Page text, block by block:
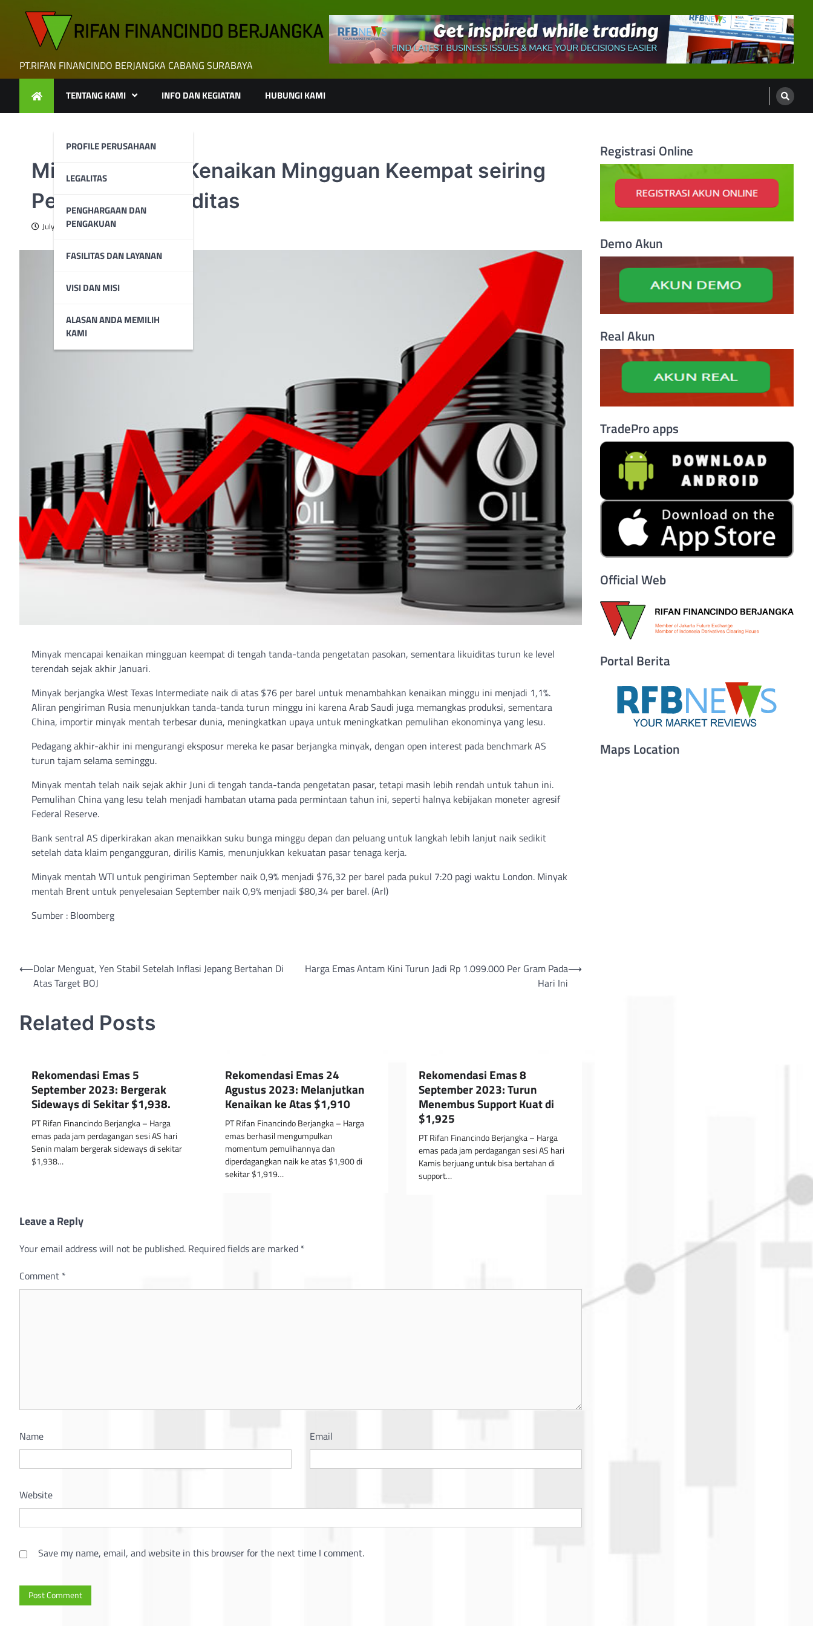
PT.RIFAN FINANCINDO BERJANGKA CABANG SURABAYA
TENTANG KAMI
PROFILE PERUSAHAAN
LEGALITAS
PENGHARGAAN DAN
PENGAKUAN
FASILITAS DAN LAYANAN
VISI DAN MISI
ALASAN ANDA MEMILIH
KAMI
INFO DAN KEGIATAN HUBUNGI KAMI
Minyak Menuju Kenaikan Mingguan Keempat seiring
Penurunan Likuiditas
July 10, 2023
Minyak mencapai kenaikan mingguan keempat di tengah tanda-tanda pengetatan pasokan, sementara likuiditas turun ke level
terendah sejak akhir Januari.
Minyak berjangka West Texas Intermediate naik di atas $76 per barel untuk menambahkan kenaikan minggu ini menjadi 1,1%.
Aliran pengiriman Rusia menunjukkan tanda-tanda turun minggu ini karena Arab Saudi juga memangkas produksi, sementara
China, importir minyak mentah terbesar dunia, meningkatkan upaya untuk meningkatkan pemulihan ekonominya yang lesu.
Pedagang akhir-akhir ini mengurangi eksposur mereka ke pasar berjangka minyak, dengan open interest pada benchmark AS
turun tajam selama seminggu.
Minyak mentah telah naik sejak akhir Juni di tengah tanda-tanda pengetatan pasar, tetapi masih lebih rendah untuk tahun ini.
Pemulihan China yang lesu telah menjadi hambatan utama pada permintaan tahun ini, seperti halnya kebijakan moneter agresif
Federal Reserve.
Bank sentral AS diperkirakan akan menaikkan suku bunga minggu depan dan peluang untuk langkah lebih lanjut naik sedikit
setelah data klaim pengangguran, dirilis Kamis, menunjukkan kekuatan pasar tenaga kerja.
Minyak mentah WTI untuk pengiriman September naik 0,9% menjadi $76,32 per barel pada pukul 7:20 pagi waktu London. Minyak
mentah Brent untuk penyelesaian September naik 0,9% menjadi $80,34 per barel. (Arl)
Sumber : Bloomberg
Post
navigation
⟵Dolar Menguat, Yen Stabil Setelah Inflasi Jepang Bertahan Di
Atas Target BOJ
Harga Emas Antam Kini Turun Jadi Rp 1.099.000 Per Gram Pada
Hari Ini
⟶
Related Posts
Rekomendasi Emas 5
September 2023: Bergerak
Sideways di Sekitar $1,938.
PT Rifan Financindo Berjangka – Harga
emas pada jam perdagangan sesi AS hari
Senin malam bergerak sideways di sekitar
$1,938…
Rekomendasi Emas 24
Agustus 2023: Melanjutkan
Kenaikan ke Atas $1,910
PT Rifan Financindo Berjangka – Harga
emas berhasil mengumpulkan
momentum pemulihannya dan
diperdagangkan naik ke atas $1,900 di
sekitar $1,919…
Rekomendasi Emas 8
September 2023: Turun
Menembus Support Kuat di
$1,925
PT Rifan Financindo Berjangka – Harga
emas pada jam perdagangan sesi AS hari
Kamis berjuang untuk bisa bertahan di
support…
Leave a Reply
Your email address will not be published. Required fields are marked *
Comment *
Name Email
Website
Save my name, email, and website in this browser for the next time I comment.
Registrasi Online
Demo Akun
Real Akun
TradePro apps
Official Web
Portal Berita
Maps Location